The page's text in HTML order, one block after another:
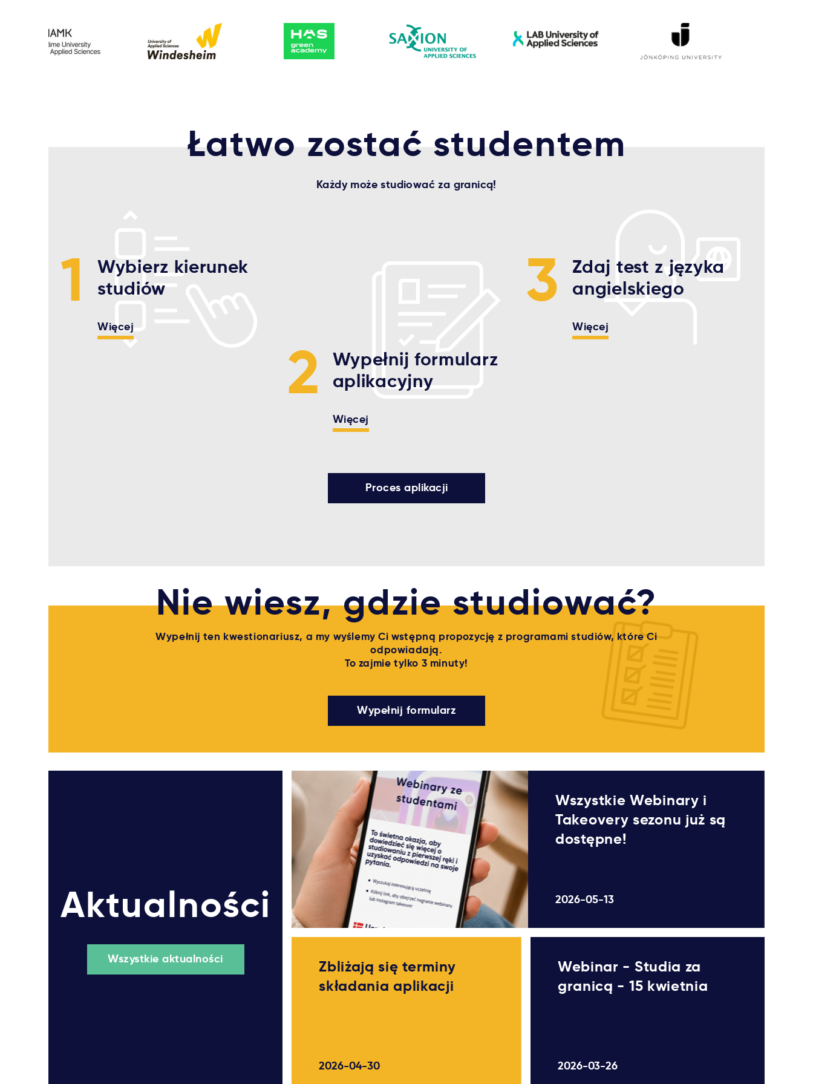
Łatwo zostać studentem
Każdy może studiować za granicą!
1
Wybierz kierunek
studiów
Więcej
2
Wypełnij formularz
aplikacyjny
Więcej
3
Zdaj test z języka
angielskiego
Więcej
Proces aplikacji
Nie wiesz, gdzie studiować?
Wypełnij ten kwestionariusz, a my wyślemy Ci wstępną propozycję z programami studiów, które Ci
odpowiadają.
To zajmie tylko 3 minuty!
Wypełnij formularz
Aktualności
Wszystkie aktualności
Wszystkie Webinary i
Takeovery sezonu już są
dostępne!
2026-05-13
Zbliżają się terminy
składania aplikacji
2026-04-30
Webinar - Studia za
granicą - 15 kwietnia
2026-03-26